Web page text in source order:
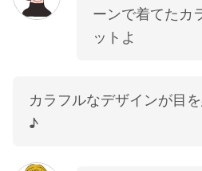
ーンで着てたカ
ットよ
カラフルなデザインが目
♪